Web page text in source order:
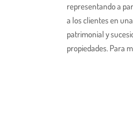
representando a
a los clientes en
patrimonial y
propiedades. Para